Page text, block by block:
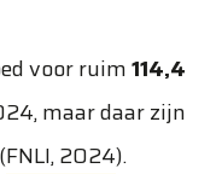
voor ruim114,4
maar daar zijn
FNLI, 2024).